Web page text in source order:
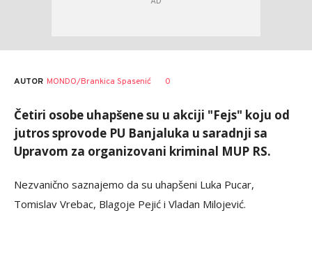
AUTOR MONDO/Brankica Spasenić 0
Četiri osobe uhapšene su u akciji "Fejs" koju od
jutros sprovode PU Banjaluka u saradnji sa
Upravom za organizovani kriminal MUP RS.
Nezvanično saznajemo da su uhapšeni Luka Pucar,
Tomislav Vrebac, Blagoje Pejić i Vladan Milojević.